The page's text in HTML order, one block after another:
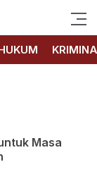
Masa